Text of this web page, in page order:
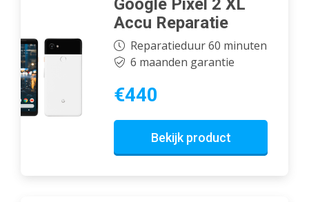
Accu Reparatie
Reparatieduur 60 minuten
6 maanden garantie
€440
Bekijk product